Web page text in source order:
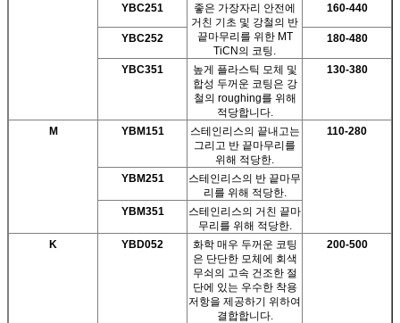
YBC251
좋은 가장자리 안전에
거친 기초 및 강철의 반
끝마무리를 위한 MT
TiCN의 코팅.
160-440
YBC252 180-480
YBC351
높게 플라스틱 모체 및
합성 두꺼운 코팅은 강
철의 roughing를 위해
적당합니다.
130-380
M YBM151
스테인리스의 끝내고는
그리고 반 끝마무리를
위해 적당한.
110-280
YBM251
스테인리스의 반 끝마무
리를 위해 적당한.
YBM351
스테인리스의 거친 끝마
무리를 위해 적당한.
K
YBD052
화학 매우 두꺼운 코팅
은 단단한 모체에 회색
무쇠의 고속 건조한 절
단에 있는 우수한 착용
저항을 제공하기 위하여
결합합니다.
200-500